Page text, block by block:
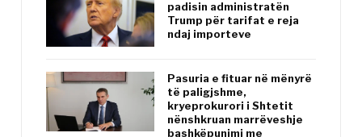
padisin administratën
Trump për tarifat e reja
ndaj importeve
Pasuria e fituar në mënyrë
të paligjshme,
kryeprokurori i Shtetit
nënshkruan marrëveshje
bashkëpunimi me